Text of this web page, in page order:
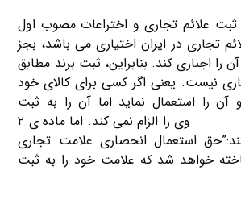
۱ قانون ثبت علائم تجاری و اختراعات مصوب اول
ثبت علائم تجاری در ایران اختیاری می باشد، بجز
را اجباری کند. بنابراین، ثبت برند مطابق
نیست. یعنی اگر کسی برای کالای خود
آن را استعمال نماید اما آن را به ثبت
وی را الزام نمی کند. اما ماده ی ۲
استعمال انحصاری علامت تجاری
خواهد شد که علامت خود را به ثبت